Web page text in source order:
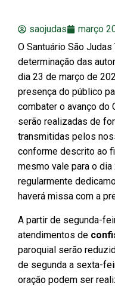
saojudas
março
O Santuário São
determinação das
dia 23 de março de
presença do público
combater o avanço do
serão realizadas de
transmitidas pelos
conforme descrito ao
mesmo vale para o
regularmente
haverá missa com a
A partir de segunda-
atendimentos de
paroquial serão
de segunda a sexta-
oração podem ser